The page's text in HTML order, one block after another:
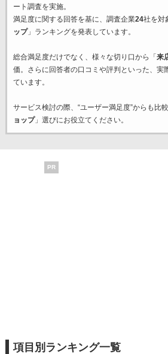
ート調査を実施。
満足度に関する回答を基に、調査企業24社を対
ップ」ランキングを発表しています。
総合満足度だけでなく、様々な切り口から「 来
価。さらに回答者の口コミや評判といった、実
ています。
サービス検討の際、“ユーザー満足度”からも比
ョップ」選びにお役立てください。
PR
項目別ランキング一覧